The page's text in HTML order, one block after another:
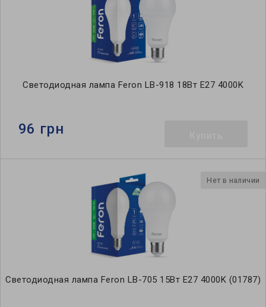
Светодиодная лампа Feron LB-918 18Вт E27 4000K
96 грн
Нет в наличии
Светодиодная лампа Feron LB-705 15Вт E27 4000K (01787)